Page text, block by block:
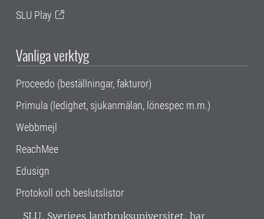
SLU Play
Vanliga verktyg
Proceedo (beställningar, fakturor)
Primula (ledighet, sjukanmälan, lönespec m.m.)
Webbmejl
ReachMee
Edusign
Protokoll och beslutslistor
SLU, Sveriges lantbruksuniversitet, har